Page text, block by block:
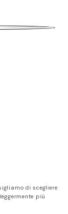
di scegliere
più